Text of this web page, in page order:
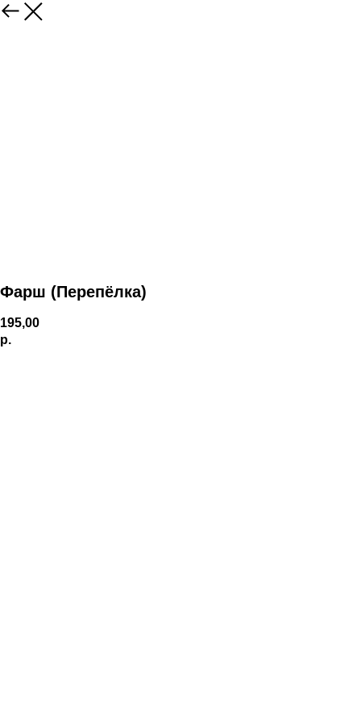
Фарш (Перепёлка)
195,00
р.